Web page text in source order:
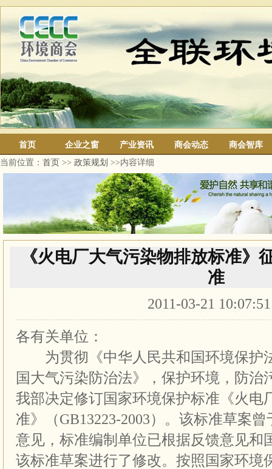
首页 企业之窗 产业资讯 商会动态
商会智库
当前位置： 首页 >> 政策规划 >>内容详细
《火电厂大气污染物排放标准》
准
2011-03-21
各有关单位：
为贯彻《中华人民共和国环境保护
国大气污染防治法》，保护环境，防治
我部决定修订国家环境保护标准《火电
准》（GB13223-2003）。该标准草案
意见，标准编制单位已根据反馈意见和
该标准草案进行了修改。按照国家环境